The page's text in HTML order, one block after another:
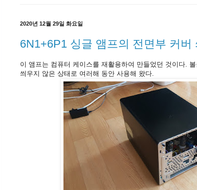
2020년 12월 29일 화요일
6N1+6P1 싱글 앰프의 전면부 커버
이 앰프는 컴퓨터 케이스를 재활용하여 만들었던 것이다.
씌우지 않은 상태로 여러해 동안 사용해 왔다.